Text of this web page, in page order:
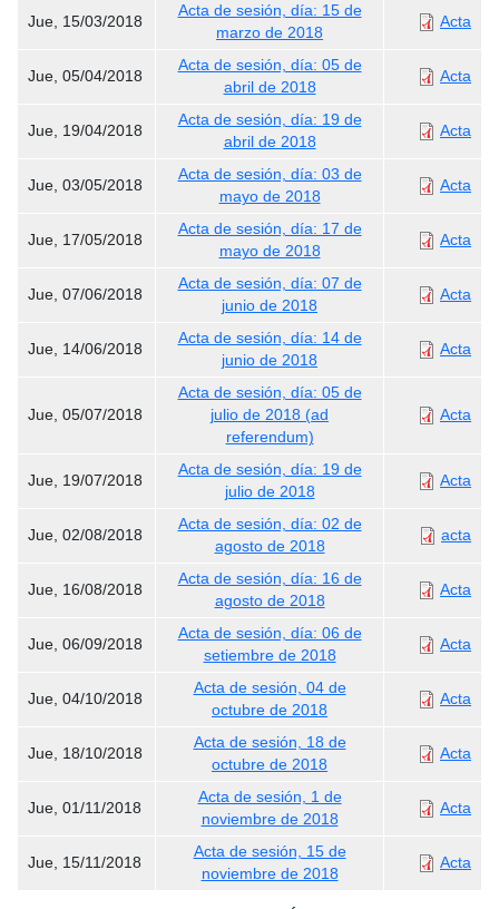
Jue, 15/03/2018
Acta de sesión, día: 15 de
marzo de 2018
Acta
Jue, 05/04/2018
Acta de sesión, día: 05 de
abril de 2018
Acta
Jue, 19/04/2018
Acta de sesión, día: 19 de
abril de 2018
Acta
Jue, 03/05/2018
Acta de sesión, día: 03 de
mayo de 2018
Acta
Jue, 17/05/2018
Acta de sesión, día: 17 de
mayo de 2018
Acta
Jue, 07/06/2018
Acta de sesión, día: 07 de
junio de 2018
Acta
Jue, 14/06/2018
Acta de sesión, día: 14 de
junio de 2018
Acta
Jue, 05/07/2018
Acta de sesión, día: 05 de
julio de 2018 (ad
referendum)
Acta
Jue, 19/07/2018
Acta de sesión, día: 19 de
julio de 2018
Acta
Jue, 02/08/2018
Acta de sesión, día: 02 de
agosto de 2018
acta
Jue, 16/08/2018
Acta de sesión, día: 16 de
agosto de 2018
Acta
Jue, 06/09/2018
Acta de sesión, día: 06 de
setiembre de 2018
Acta
Jue, 04/10/2018
Acta de sesión, 04 de
octubre de 2018
Acta
Jue, 18/10/2018
Acta de sesión, 18 de
octubre de 2018
Acta
Jue, 01/11/2018
Acta de sesión, 1 de
noviembre de 2018
Acta
Jue, 15/11/2018
Acta de sesión, 15 de
noviembre de 2018
Acta